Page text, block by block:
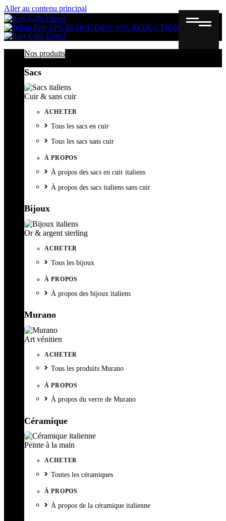
Aller au contenu principal
10% REDUCTION 10% REDUCTION
Nos produits
Sacs
Cuir & sans cuir
ACHETER
Tous les sacs en cuir
Tous les sacs sans cuir
À PROPOS
À propos des sacs en cuir italiens
À propos des sacs italiens sans cuir
Bijoux
Or & argent sterling
ACHETER
Tous les bijoux
À PROPOS
À propos des bijoux italiens
Murano
Art vénitien
ACHETER
Tous les produits Murano
À PROPOS
À propos du verre de Murano
Céramique
Peinte à la main
ACHETER
Toutes les céramiques
À PROPOS
À propos de la céramique italienne